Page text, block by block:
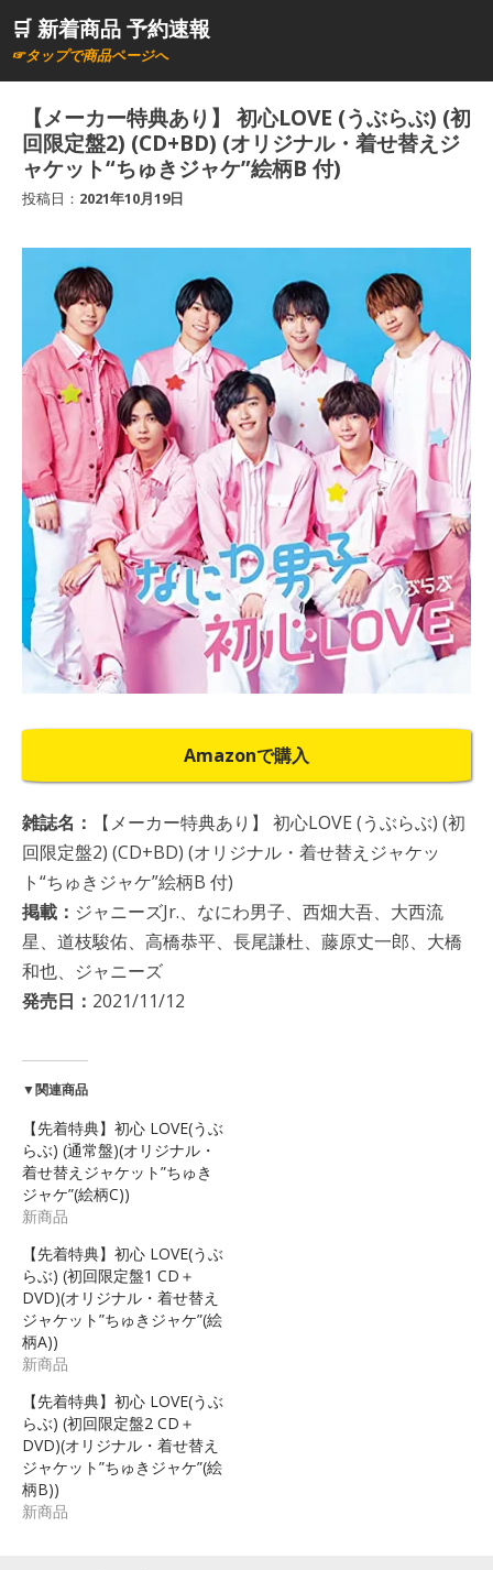
ン🛒 新着商品 予約速報
☞タップで商品ページへ
【メーカー特典あり】 初心LOVE (うぶらぶ) (初
回限定盤2) (CD+BD) (オリジナル・着せ替えジ
ャケット“ちゅきジャケ”絵柄B 付)
投稿日： 2021年10月19日
Amazonで購入
雑誌名：
【メーカー特典あり】 初心LOVE (うぶらぶ) (初
回限定盤2) (CD+BD) (オリジナル・着せ替えジャケッ
ト“ちゅきジャケ”絵柄B 付)
掲載： ジャニーズJr.、なにわ男子、西畑大吾、大西流
星、道枝駿佑、高橋恭平、長尾謙杜、藤原丈一郎、大橋
和也、ジャニーズ
発売日： 2021/11/12
▼関連商品
【先着特典】初心 LOVE(うぶ
らぶ) (通常盤)(オリジナル・
着せ替えジャケット”ちゅき
ジャケ”(絵柄C))
新商品
【先着特典】初心 LOVE(うぶ
らぶ) (初回限定盤1 CD＋
DVD)(オリジナル・着せ替え
ジャケット”ちゅきジャケ”(絵
柄A))
新商品
【先着特典】初心 LOVE(うぶ
らぶ) (初回限定盤2 CD＋
DVD)(オリジナル・着せ替え
ジャケット”ちゅきジャケ”(絵
柄B))
新商品